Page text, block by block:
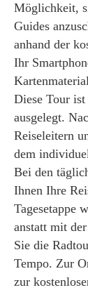
Möglichkeit,
Guides
anhand der
Ihr
Diese Tour
ausgelegt.
Reiseleitern
dem
Bei den
Ihnen Ihre
Tagesetappe
anstatt mit
Sie die
Tempo. Zur
zur